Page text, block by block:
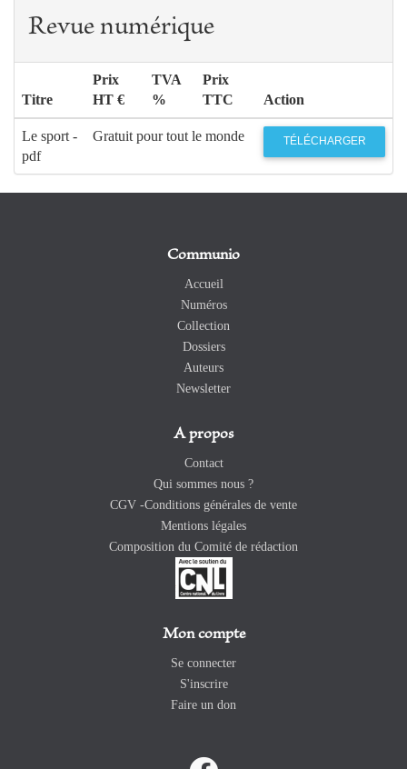
Revue numérique
Titre
Prix
HT €
TVA
%
Prix
TTC
Action
Le sport -
pdf
Gratuit pour tout le monde TÉLÉCHARGER
Communio
Accueil
Numéros
Collection
Dossiers
Auteurs
Newsletter
A propos
Contact
Qui sommes nous ?
CGV -Conditions générales de vente
Mentions légales
Composition du Comité de rédaction
Mon compte
Se connecter
S'inscrire
Faire un don